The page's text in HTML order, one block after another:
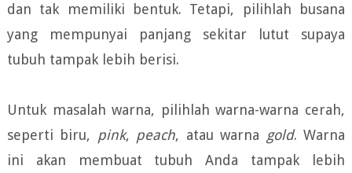
dan tak memiliki bentuk. Tetapi, pilihlah busana
yang mempunyai panjang sekitar lutut supaya
tubuh tampak lebih berisi.
Untuk masalah warna, pilihlah warna-warna cerah,
seperti biru, pink, peach, atau warna gold. Warna
ini akan membuat tubuh Anda tampak lebih